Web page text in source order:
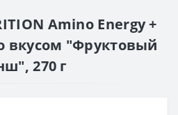
Amino Energy +
вкусом "Фруктовый
270 г